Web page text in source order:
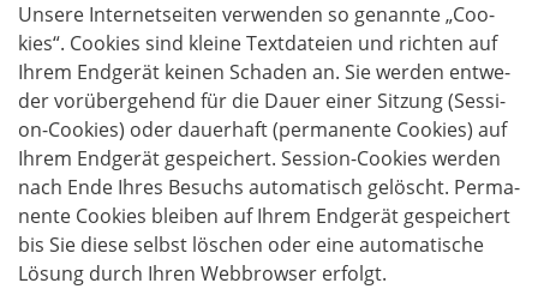
Unse­re Inter­net­sei­ten ver­wen­den so genann­te „Coo­
kies“. Coo­kies sind klei­ne Text­da­tei­en und rich­ten auf
Ihrem End­ge­rät kei­nen Scha­den an. Sie wer­den ent­we­
der vor­über­ge­hend für die Dau­er einer Sit­zung (Ses­si­
on-Coo­kies) oder dau­er­haft (per­ma­nen­te Coo­kies) auf
Ihrem End­ge­rät gespei­chert. Ses­si­on-Coo­kies wer­den
nach Ende Ihres Besuchs auto­ma­tisch gelöscht. Per­ma­
nen­te Coo­kies blei­ben auf Ihrem End­ge­rät gespei­chert
bis Sie die­se selbst löschen oder eine auto­ma­ti­sche
Lösung durch Ihren Web­brow­ser erfolgt.